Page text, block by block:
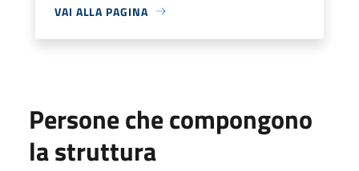
VAI ALLA PAGINA
Persone che compongono
la struttura